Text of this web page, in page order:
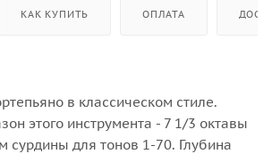
КАК КУПИТЬ ОПЛАТА
в классическом стиле.
этого инструмента - 7 1/3 октавы
сурдины для тонов 1-70. Глубина